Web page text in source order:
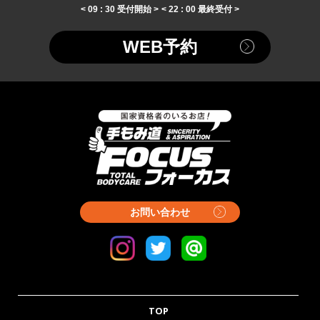
< 09 : 30 受付開始 > < 22 : 00 最終受付 >
WEB予約
お問い合わせ
TOP